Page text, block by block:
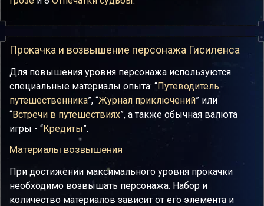
Прокачка и возвышение персонажа Гисиленса
Для повышения уровня персонажа используются
специальные материалы опыта: “Путеводитель
путешественника”, “Журнал приключений” или
“Встречи в путешествиях”, а также обычная валюта
игры - “Кредиты”.
Материалы возвышения
При достижении максимального уровня прокачки
необходимо возвышать персонажа. Набор и
количество материалов зависит от его элемента и